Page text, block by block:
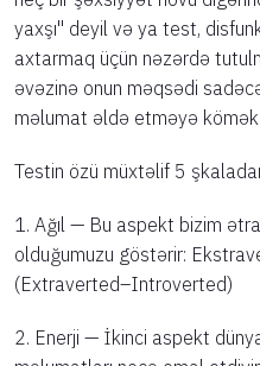
yaxşı" deyil və ya test,
axtarmaq üçün nəzərdə
əvəzinə onun məqsədi
məlumat əldə etməyə
Testin özü müxtəlif 5
1. Ağıl — Bu aspekt bizim
olduğumuzu göstərir:
(Extraverted–Introverted)
2. Enerji — İkinci aspekt